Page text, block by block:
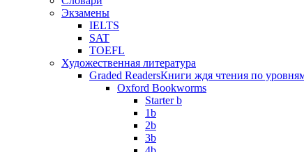
Экзамены
IELTS
SAT
TOEFL
Художественная литература
Graded ReadersКниги ждя чтения по
Oxford Bookworms
Starter b
1b
2b
3b